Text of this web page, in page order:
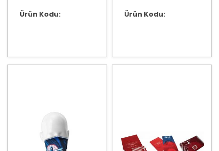
Ürün Kodu:
Ürün Kodu: